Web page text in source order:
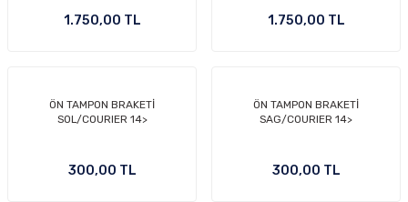
1.750,00 TL 1.750,00 TL
ÖN TAMPON BRAKETİ
SOL/COURIER 14>
300,00 TL
ÖN TAMPON BRAKETİ
SAG/COURIER 14>
300,00 TL